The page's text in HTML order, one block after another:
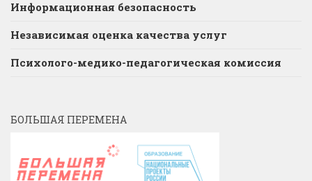
Информационная безопасность
Независимая оценка качества услуг
Психолого-медико-педагогическая комиссия
БОЛЬШАЯ ПЕРЕМЕНА